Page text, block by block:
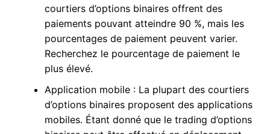
courtiers d’options binaires offrent des
paiements pouvant atteindre 90 %, mais les
pourcentages de paiement peuvent varier.
Recherchez le pourcentage de paiement le
plus élevé.
Application mobile : La plupart des courtiers
d’options binaires proposent des applications
mobiles. Étant donné que le trading d’options